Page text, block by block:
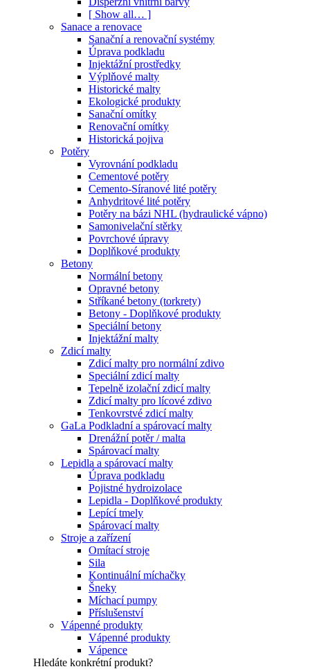
[ Show all… ]
Sanace a renovace
Sanační a renovační systémy
Úprava podkladu
Injektážní prostředky
Výplňové malty
Historické malty
Ekologické produkty
Sanační omítky
Renovační omítky
Historická pojiva
Potěry
Vyrovnání podkladu
Cementové potěry
Cemento-Síranové lité potěry
Anhydritové lité potěry
Potěry na bázi NHL (hydraulické vápno)
Samonivelační stěrky
Povrchové úpravy
Doplňkové produkty
Betony
Normální betony
Opravné betony
Stříkané betony (torkrety)
Betony - Doplňkové produkty
Speciální betony
Injektážní malty
Zdicí malty
Zdicí malty pro normální zdivo
Speciální zdicí malty
Tepelně izolační zdicí malty
Zdicí malty pro lícové zdivo
Tenkovrstvé zdicí malty
GaLa Podkladní a spárovací malty
Drenážní potěr / malta
Spárovací malty
Lepidla a spárovací malty
Úprava podkladu
Pojistné hydroizolace
Lepidla - Doplňkové produkty
Lepící tmely
Spárovací malty
Stroje a zařízení
Omítací stroje
Sila
Kontinuální míchačky
Šneky
Míchací pumpy
Příslušenství
Vápenné produkty
Vápenné produkty
Vápence
Hledáte konkrétní produkt?